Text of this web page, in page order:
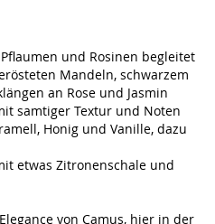
und Rosinen begleitet
Mandeln, schwarzem
an Rose und Jasmin
samtiger Textur und Noten
Honig und Vanille, dazu
etwas Zitronenschale und
von Camus, hier in der